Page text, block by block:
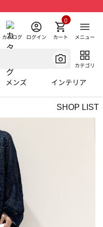
カタログ ログイン カート
0
メニュー
カテゴリ
メンズ インテリア
SHOP LIST